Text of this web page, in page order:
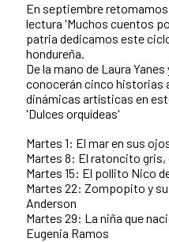
En septiembre
lectura 'Muchos cuentos
patria dedicamos este
hondureña.
De la mano de Laura
conocerán cinco historias
dinámicas artísticas en
'Dulces orquídeas'
Martes 1: El mar en sus
Martes 8: El ratoncito gris,
Martes 15: El pollito Nico
Martes 22: Zompopito y
Anderson
Martes 29: La niña que
Eugenia Ramos